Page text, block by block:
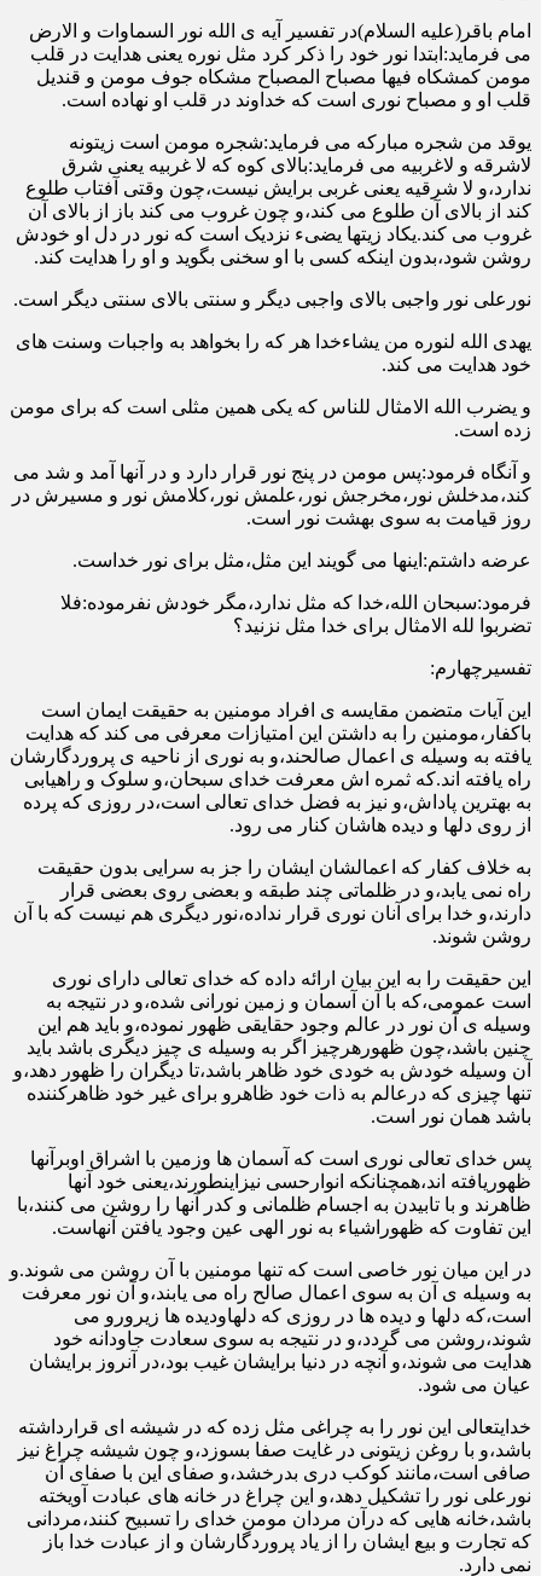
امام باقر(علیه السلام)در تفسیر آیه ی الله نور السماوات و الارض
می فرماید:ابتدا نور خود را ذکر کرد مثل نوره یعنی هدایت در قلب
مومن کمشکاه فیها مصباح المصباح مشکاه جوف مومن و قندیل
قلب او و مصباح نوری است که خداوند در قلب او نهاده است.
یوقد من شجره مبارکه می فرماید:شجره مومن است زیتونه
لاشرقه و لاغربیه می فرماید:بالای کوه که لا غربیه یعنی شرق
ندارد،و لا شرقیه یعنی غربی برایش نیست،چون وقتی آفتاب طلوع
کند از بالای آن طلوع می کند،و چون غروب می کند باز از بالای آن
غروب می کند.یکاد زیتها یضیء نزدیک است که نور در دل او خودش
روشن شود،بدون اینکه کسی با او سخنی بگوید و او را هدایت کند.
نورعلی نور واجبی بالای واجبی دیگر و سنتی بالای سنتی دیگر است.
یهدی الله لنوره من یشاءخدا هر که را بخواهد به واجبات وسنت های
خود هدایت می کند.
و یضرب الله الامثال للناس که یکی همین مثلی است که برای مومن
زده است.
و آنگاه فرمود:پس مومن در پنج نور قرار دارد و در آنها آمد و شد می
کند،مدخلش نور،مخرجش نور،علمش نور،کلامش نور و مسیرش در
روز قیامت به سوی بهشت نور است.
عرضه داشتم:اینها می گویند این مثل،مثل برای نور خداست.
فرمود:سبحان الله،خدا که مثل ندارد،مگر خودش نفرموده:فلا
تضربوا لله الامثال برای خدا مثل نزنید؟
تفسیرچهارم:
این آیات متضمن مقایسه ی افراد مومنین به حقیقت ایمان است
باکفار،مومنین را به داشتن این امتیازات معرفی می کند که هدایت
یافته به وسیله ی اعمال صالحند،و به نوری از ناحیه ی پروردگارشان
راه یافته اند.که ثمره اش معرفت خدای سبحان،و سلوک و راهیابی
به بهترین پاداش،و نیز به فضل خدای تعالی است،در روزی که پرده
از روی دلها و دیده هاشان کنار می رود.
به خلاف کفار که اعمالشان ایشان را جز به سرایی بدون حقیقت
راه نمی یابد،و در ظلماتی چند طبقه و بعضی روی بعضی قرار
دارند،و خدا برای آنان نوری قرار نداده،نور دیگری هم نیست که با آن
روشن شوند.
این حقیقت را به این بیان ارائه داده که خدای تعالی دارای نوری
است عمومی،که با آن آسمان و زمین نورانی شده،و در نتیجه به
وسیله ی آن نور در عالم وجود حقایقی ظهور نموده،و باید هم این
چنین باشد،چون ظهورهرچیز اگر به وسیله ی چیز دیگری باشد باید
آن وسیله خودش به خودی خود ظاهر باشد،تا دیگران را ظهور دهد،و
تنها چیزی که درعالم به ذات خود ظاهرو برای غیر خود ظاهرکننده
باشد همان نور است.
پس خدای تعالی نوری است که آسمان ها وزمین با اشراق اوبرآنها
ظهوریافته اند،همچنانکه انوارحسی نیزاینطورند،یعنی خود آنها
ظاهرند و با تابیدن به اجسام ظلمانی و کدر آنها را روشن می کنند،با
این تفاوت که ظهوراشیاء به نور الهی عین وجود یافتن آنهاست.
در این میان نور خاصی است که تنها مومنین با آن روشن می شوند.و
به وسیله ی آن به سوی اعمال صالح راه می یابند،و آن نور معرفت
است،که دلها و دیده ها در روزی که دلهاودیده ها زیرورو می
شوند،روشن می گردد،و در نتیجه به سوی سعادت جاودانه خود
هدایت می شوند،و آنچه در دنیا برایشان غیب بود،در آنروز برایشان
عیان می شود.
خدایتعالی این نور را به چراغی مثل زده که در شیشه ای قرارداشته
باشد،و با روغن زیتونی در غایت صفا بسوزد،و چون شیشه چراغ نیز
صافی است،مانند کوکب دری بدرخشد،و صفای این با صفای آن
نورعلی نور را تشکیل دهد،و این چراغ در خانه های عبادت آویخته
باشد،خانه هایی که درآن مردان مومن خدای را تسبیح کنند،مردانی
که تجارت و بیع ایشان را از یاد پروردگارشان و از عبادت خدا باز
نمی دارد.